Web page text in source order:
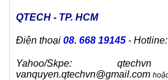
QTECH - TP. HCM
Điện thoại 08. 668 19145 - Hotline:
Yahoo/Skpe:
vanquyen.qtechvn@gmail.com